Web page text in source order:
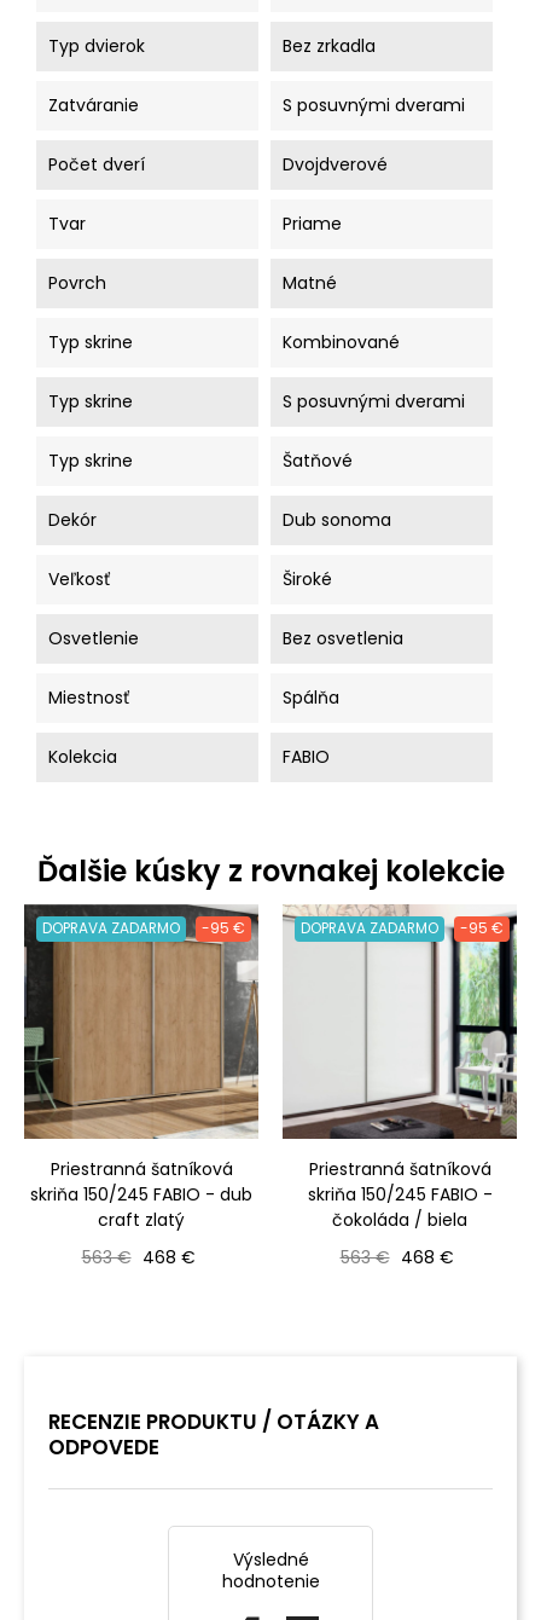
Typ dvierok Bez zrkadla
Zatváranie S posuvnými dverami
Počet dverí Dvojdverové
Tvar Priame
Povrch Matné
Typ skrine Kombinované
Typ skrine S posuvnými dverami
Typ skrine Šatňové
Dekór Dub sonoma
Veľkosť Široké
Osvetlenie Bez osvetlenia
Miestnosť Spálňa
Kolekcia FABIO
Ďalšie kúsky z rovnakej kolekcie
DOPRAVA ZADARMO -95 €
Priestranná šatníková
skriňa 150/245 FABIO - dub
craft zlatý
Bežná cena
563 € Cena
468 €
DOPRAVA ZADARMO -95 €
Priestranná šatníková
skriňa 150/245 FABIO -
čokoláda / biela
Bežná cena
563 € Cena
468 €
RECENZIE PRODUKTU / OTÁZKY A
ODPOVEDE
Výsledné
hodnotenie